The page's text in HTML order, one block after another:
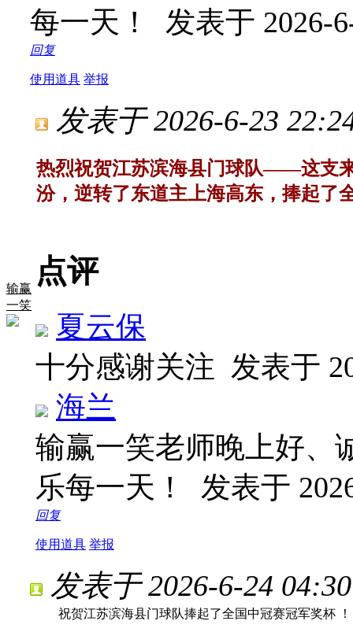
每一天！ 发表于 2026-
回复
使用道具 举报
输赢
一笑
发表于 2026-6-23
热烈祝贺江苏滨海县门球队——这支
汾，逆转了东道主上海高东，捧起了
点评
夏云保
十分感谢关注 发表于
海兰
输赢一笑老师晚上好、
乐每一天！ 发表于
回复
使用道具 举报
发表于 2026-6-24
祝贺江苏滨海县门球队捧起了全国中冠赛冠军奖杯 ！